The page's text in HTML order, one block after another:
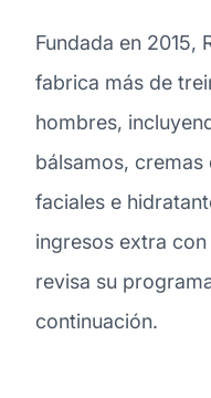
Fundada en 2015,
fabrica más de
hombres,
bálsamos,
faciales e
ingresos extra
revisa su
continuación.